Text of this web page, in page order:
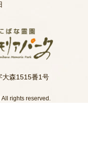
大森1515番1号
rights reserved.